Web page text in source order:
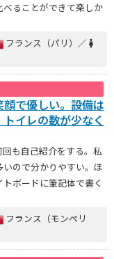
ることができて楽しか
フランス（パリ）／
で優しい。設備は
イレの数が少なく
も自己紹介をする。私
ので分かりやすい。ほ
ボードに筆記体で書く
フランス（モンペリ